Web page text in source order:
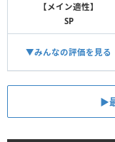
【メイン適性】
SP
▼みんなの評価を見る
▶︎